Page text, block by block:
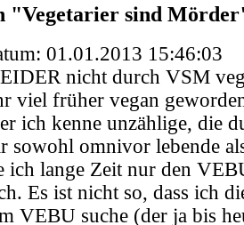
"Vegetarier sind
01.01.2013 15:46:03
nicht durch VSM
viel früher vegan
ich kenne unzählige, die
sowohl omnivor lebende
ich lange Zeit nur den
Es ist nicht so, dass ich
VEBU suche (der ja bis